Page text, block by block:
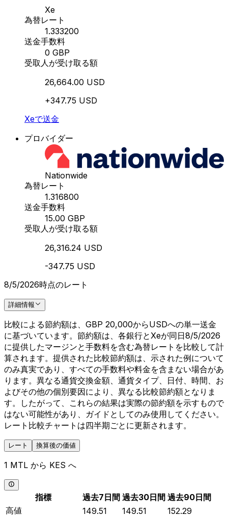
Xe
為替レート
1.333200
送金手数料
0 GBP
受取人が受け取る額
26,664.00 USD
+347.75 USD
Xeで送金
プロバイダー
Nationwide
為替レート
1.316800
送金手数料
15.00 GBP
受取人が受け取る額
26,316.24 USD
-347.75 USD
8/5/2026時点のレート
詳細情報
比較による節約額は、GBP 20,000からUSDへの単一送金
に基づいています。節約額は、各銀行とXeが同日8/5/2026
に提供したマージンと手数料を含む為替レートを比較して計
算されます。提供された比較節約額は、示された例について
のみ真実であり、すべての手数料や料金を含まない場合があ
ります。異なる通貨交換金額、通貨タイプ、日付、時間、お
よびその他の個別要因により、異なる比較節約額となりま
す。したがって、これらの結果は実際の節約額を示すもので
はない可能性があり、ガイドとしてのみ使用してください。
レート比較チャートは四半期ごとに更新されます。
レート 換算後の価値
1 MTL から KES へ
指標 過去7日間 過去30日間 過去90日間
高値
149.51 149.51
152.29